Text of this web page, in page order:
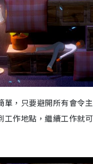
單，只要避開所有會令
工作地點，繼續工作就